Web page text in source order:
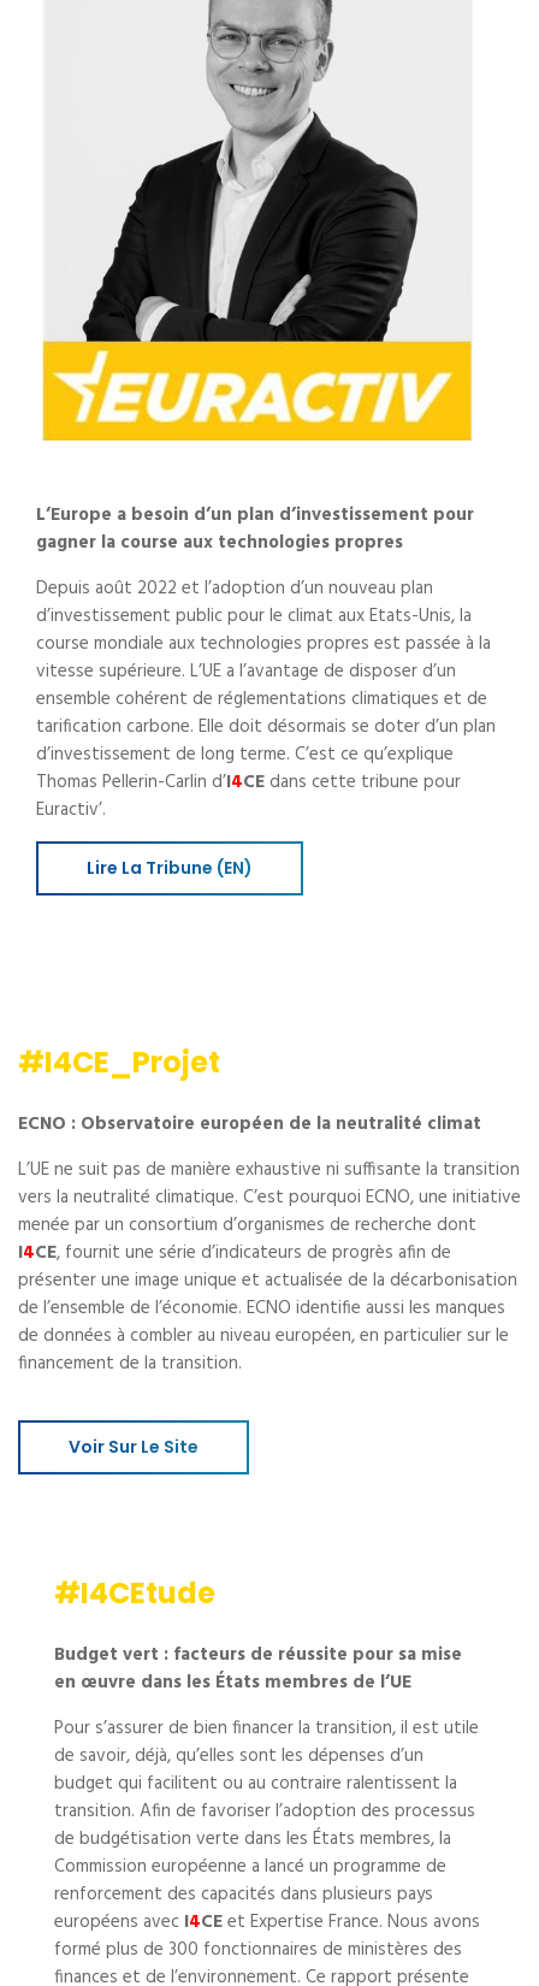
L’Europe a besoin d’un plan d’investissement pour
gagner la course aux technologies propres
Depuis août 2022 et l’adoption d’un nouveau plan
d’investissement public pour le climat aux Etats-Unis, la
course mondiale aux technologies propres est passée à la
vitesse supérieure. L’UE a l’avantage de disposer d’un
ensemble cohérent de réglementations climatiques et de
tarification carbone. Elle doit désormais se doter d’un plan
d’investissement de long terme. C’est ce qu’explique
Thomas Pellerin-Carlin d’I4CE dans cette tribune pour
Euractiv’.
Lire La Tribune (EN)
#I4CE_Projet
ECNO : Observatoire européen de la neutralité climat
L’UE ne suit pas de manière exhaustive ni suffisante la transition
vers la neutralité climatique. C’est pourquoi ECNO, une initiative
menée par un consortium d’organismes de recherche dont
I4CE, fournit une série d’indicateurs de progrès afin de
présenter une image unique et actualisée de la décarbonisation
de l’ensemble de l’économie. ECNO identifie aussi les manques
de données à combler au niveau européen, en particulier sur le
financement de la transition.
Voir Sur Le Site
#I4CEtude
Budget vert : facteurs de réussite pour sa mise
en œuvre dans les États membres de l’UE
Pour s’assurer de bien financer la transition, il est utile
de savoir, déjà, qu’elles sont les dépenses d’un
budget qui facilitent ou au contraire ralentissent la
transition. Afin de favoriser l’adoption des processus
de budgétisation verte dans les États membres, la
Commission européenne a lancé un programme de
renforcement des capacités dans plusieurs pays
européens avec I4CEet Expertise France. Nous avons
formé plus de 300 fonctionnaires de ministères des
finances et de l’environnement. Ce rapport présente